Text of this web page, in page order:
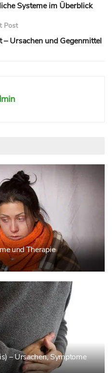
Systeme im Überblick
Post
– Ursachen und Gegenmittel
und Therapie
– Ursachen, Symptome